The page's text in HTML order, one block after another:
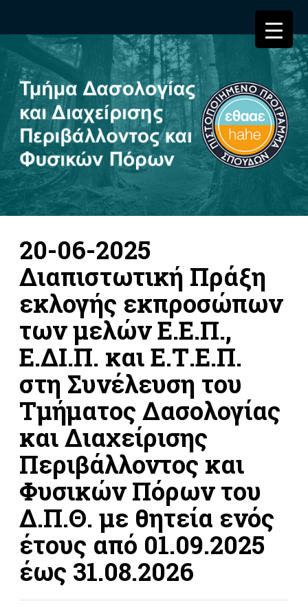
20-06-2025
Διαπιστωτική Πράξη
εκλογής εκπροσώπων
των μελών Ε.Ε.Π.,
Ε.ΔΙ.Π. και Ε.Τ.Ε.Π.
στη Συνέλευση του
Τμήματος Δασολογίας
και Διαχείρισης
Περιβάλλοντος και
Φυσικών Πόρων του
Δ.Π.Θ. με θητεία ενός
έτους από 01.09.2025
έως 31.08.2026